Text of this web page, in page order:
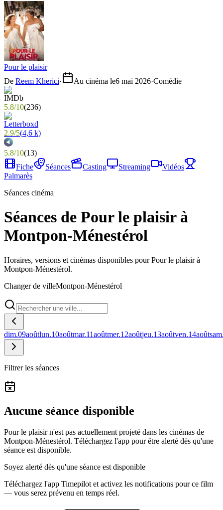
Pour le plaisir
De Reem Kherici· Au cinéma le6 mai 2026·Comédie
5.8/10(236)
2.9/5(4,6 k)
5.8/10(13)
Fiche
Séances Casting Streaming
Vidéos
Palmarès
Séances cinéma
Séances de Pour le plaisir à
Montpon-Ménestérol
Horaires, versions et cinémas disponibles pour Pour le plaisir à
Montpon-Ménestérol.
Changer de villeMontpon-Ménestérol
dim.09aoûtlun.10aoûtmar.11aoûtmer.12aoûtjeu.13aoûtven.14août
Filtrer les séances
Aucune séance disponible
Pour le plaisir n'est pas actuellement projeté dans les cinémas de
Montpon-Ménestérol. Téléchargez l'app pour être alerté dès qu'une
séance est disponible.
Soyez alerté dès qu'une séance est disponible
Téléchargez l'app Timepilot et activez les notifications pour ce film
— vous serez prévenu en temps réel.